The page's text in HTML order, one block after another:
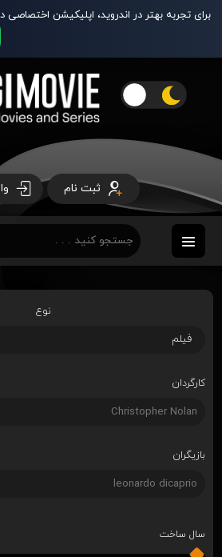
برای تجربه بهتر در اندروید، اپلیکیشن
ثبت نام
نوع
فیلم
کارگردان
بازیگران
سال ساخت